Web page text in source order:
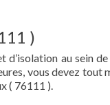
)
d’isolation au sein
vous devez tout
( 76111 ).